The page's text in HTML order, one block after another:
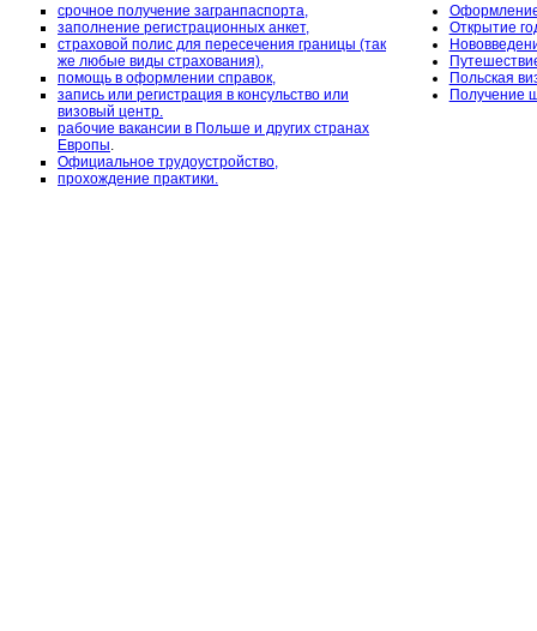
срочное получение загранпаспорта,
заполнение регистрационных анкет,
страховой полис для пересечения границы (так
же любые виды страхования),
помощь в оформлении справок,
запись или регистрация в консульство или
визовый центр.
рабочие вакансии в Польше и других странах
Европы.
Официальное трудоустройство,
прохождение практики.
Открытие
Польская
Получение